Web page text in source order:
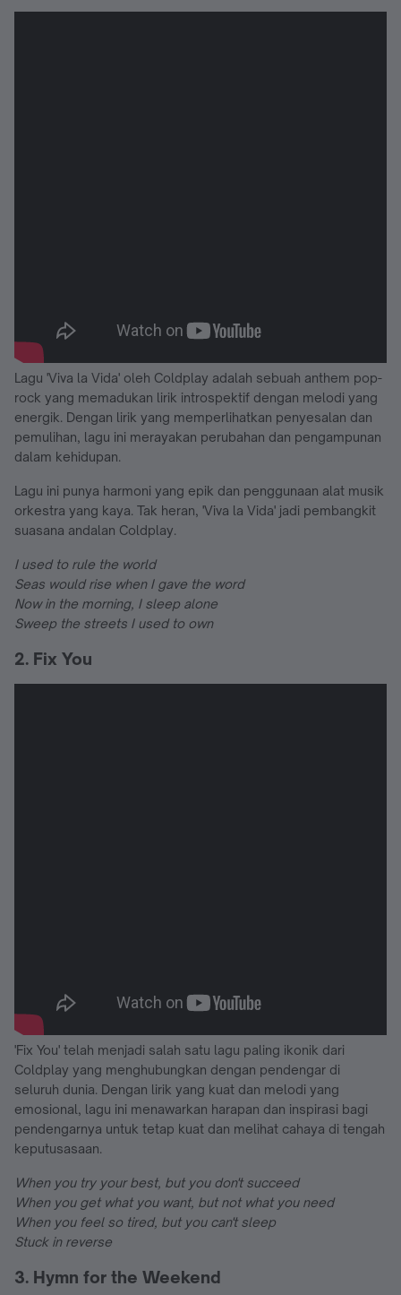
Lagu 'Viva la Vida' oleh Coldplay adalah sebuah anthem pop-
rock yang memadukan lirik introspektif dengan melodi yang
energik. Dengan lirik yang memperlihatkan penyesalan dan
pemulihan, lagu ini merayakan perubahan dan pengampunan
dalam kehidupan.
Lagu ini punya harmoni yang epik dan penggunaan alat musik
orkestra yang kaya. Tak heran, 'Viva la Vida' jadi pembangkit
suasana andalan Coldplay.
I used to rule the world
Seas would rise when I gave the word
Now in the morning, I sleep alone
Sweep the streets I used to own
2. Fix You
'Fix You' telah menjadi salah satu lagu paling ikonik dari
Coldplay yang menghubungkan dengan pendengar di
seluruh dunia. Dengan lirik yang kuat dan melodi yang
emosional, lagu ini menawarkan harapan dan inspirasi bagi
pendengarnya untuk tetap kuat dan melihat cahaya di tengah
keputusasaan.
When you try your best, but you don't succeed
When you get what you want, but not what you need
When you feel so tired, but you can't sleep
Stuck in reverse
3. Hymn for the Weekend